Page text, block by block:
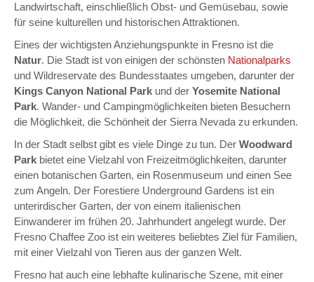
Landwirtschaft, einschließlich Obst- und Gemüsebau, sowie
für seine kulturellen und historischen Attraktionen.
Eines der wichtigsten Anziehungspunkte in Fresno ist die
Natur. Die Stadt ist von einigen der schönsten Nationalparks
und Wildreservate des Bundesstaates umgeben, darunter der
Kings Canyon National Park und der Yosemite National
Park. Wander- und Campingmöglichkeiten bieten Besuchern
die Möglichkeit, die Schönheit der Sierra Nevada zu erkunden.
In der Stadt selbst gibt es viele Dinge zu tun. Der Woodward
Park bietet eine Vielzahl von Freizeitmöglichkeiten, darunter
einen botanischen Garten, ein Rosenmuseum und einen See
zum Angeln. Der Forestiere Underground Gardens ist ein
unterirdischer Garten, der von einem italienischen
Einwanderer im frühen 20. Jahrhundert angelegt wurde. Der
Fresno Chaffee Zoo ist ein weiteres beliebtes Ziel für Familien,
mit einer Vielzahl von Tieren aus der ganzen Welt.
Fresno hat auch eine lebhafte kulinarische Szene, mit einer